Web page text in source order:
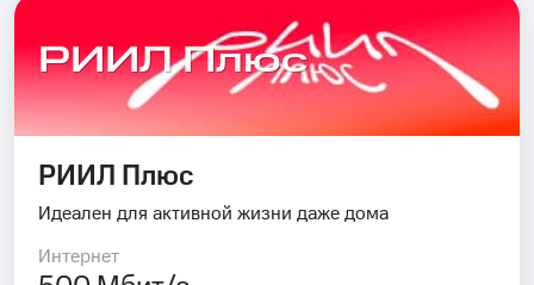
РИИЛ Плюс
РИИЛ Плюс
Идеален для активной жизни даже дома
Интернет